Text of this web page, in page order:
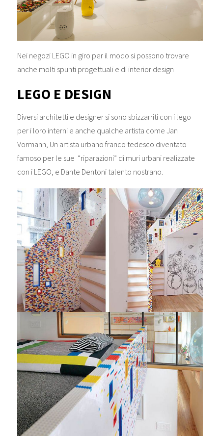
Nei negozi LEGO in giro per il modo si possono trovare
anche molti spunti progettuali e di interior design
LEGO E DESIGN
Diversi architetti e designer si sono sbizzarriti con i lego
per i loro interni e anche qualche artista come Jan
Vormann, Un artista urbano franco tedesco diventato
famoso per le sue “riparazioni” di muri urbani realizzate
con i LEGO, e Dante Dentoni talento nostrano.